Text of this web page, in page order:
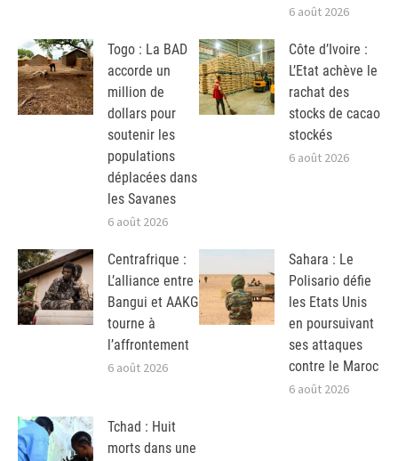
6 août 2026
Togo : La BAD
accorde un
million de
dollars pour
soutenir les
populations
déplacées dans
les Savanes
6 août 2026
Côte d’Ivoire :
L’Etat achève le
rachat des
stocks de cacao
stockés
6 août 2026
Centrafrique :
L’alliance entre
Bangui et AAKG
tourne à
l’affrontement
6 août 2026
Sahara : Le
Polisario défie
les Etats Unis
en poursuivant
ses attaques
contre le Maroc
6 août 2026
Tchad : Huit
morts dans une